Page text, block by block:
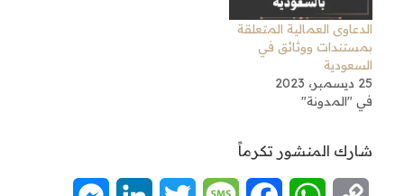
الدعاوى العمالية المتعلقة
بمستندات ووثائق في
السعودية
25 ديسمبر، 2023
في "المدونة"
شارك المنشور تكرماً